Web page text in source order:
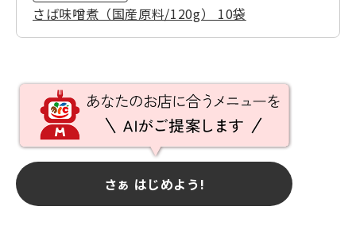
さば味噌煮（国産原料/120g） 10袋
さぁ はじめよう!